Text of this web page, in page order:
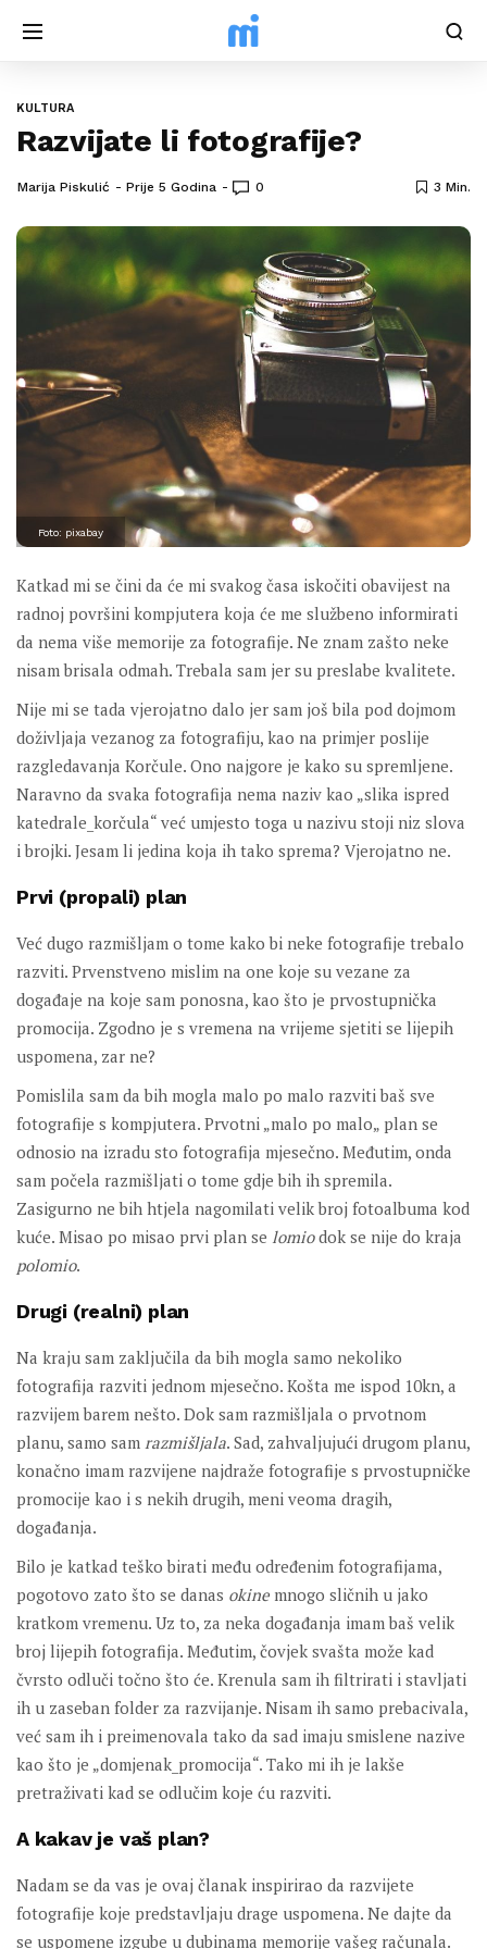
KULTURA
Razvijate li fotografije?
Marija Piskulić Prije 5 Godina 0 3 Min.
Foto: pixabay
Katkad mi se čini da će mi svakog časa iskočiti obavijest na
radnoj površini kompjutera koja će me službeno informirati
da nema više memorije za fotografije. Ne znam zašto neke
nisam brisala odmah. Trebala sam jer su preslabe kvalitete.
Nije mi se tada vjerojatno dalo jer sam još bila pod dojmom
doživljaja vezanog za fotografiju, kao na primjer poslije
razgledavanja Korčule. Ono najgore je kako su spremljene.
Naravno da svaka fotografija nema naziv kao „slika ispred
katedrale_korčula“ već umjesto toga u nazivu stoji niz slova
i brojki. Jesam li jedina koja ih tako sprema? Vjerojatno ne.
Prvi (propali) plan
Već dugo razmišljam o tome kako bi neke fotografije trebalo
razviti. Prvenstveno mislim na one koje su vezane za
događaje na koje sam ponosna, kao što je prvostupnička
promocija. Zgodno je s vremena na vrijeme sjetiti se lijepih
uspomena, zar ne?
Pomislila sam da bih mogla malo po malo razviti baš sve
fotografije s kompjutera. Prvotni „malo po malo„ plan se
odnosio na izradu sto fotografija mjesečno. Međutim, onda
sam počela razmišljati o tome gdje bih ih spremila.
Zasigurno ne bih htjela nagomilati velik broj fotoalbuma kod
kuće. Misao po misao prvi plan se lomiodok se nije do kraja
polomio.
Drugi (realni) plan
Na kraju sam zaključila da bih mogla samo nekoliko
fotografija razviti jednom mjesečno. Košta me ispod 10kn, a
razvijem barem nešto. Dok sam razmišljala o prvotnom
planu, samo sam razmišljala. Sad, zahvaljujući drugom planu,
konačno imam razvijene najdraže fotografije s prvostupničke
promocije kao i s nekih drugih, meni veoma dragih,
događanja.
Bilo je katkad teško birati među određenim fotografijama,
pogotovo zato što se danas okine mnogo sličnih u jako
kratkom vremenu. Uz to, za neka događanja imam baš velik
broj lijepih fotografija. Međutim, čovjek svašta može kad
čvrsto odluči točno što će. Krenula sam ih filtrirati i stavljati
ih u zaseban folder za razvijanje. Nisam ih samo prebacivala,
već sam ih i preimenovala tako da sad imaju smislene nazive
kao što je „domjenak_promocija“. Tako mi ih je lakše
pretraživati kad se odlučim koje ću razviti.
A kakav je vaš plan?
Nadam se da vas je ovaj članak inspirirao da razvijete
fotografije koje predstavljaju drage uspomena. Ne dajte da
se uspomene izgube u dubinama memorije vašeg računala.